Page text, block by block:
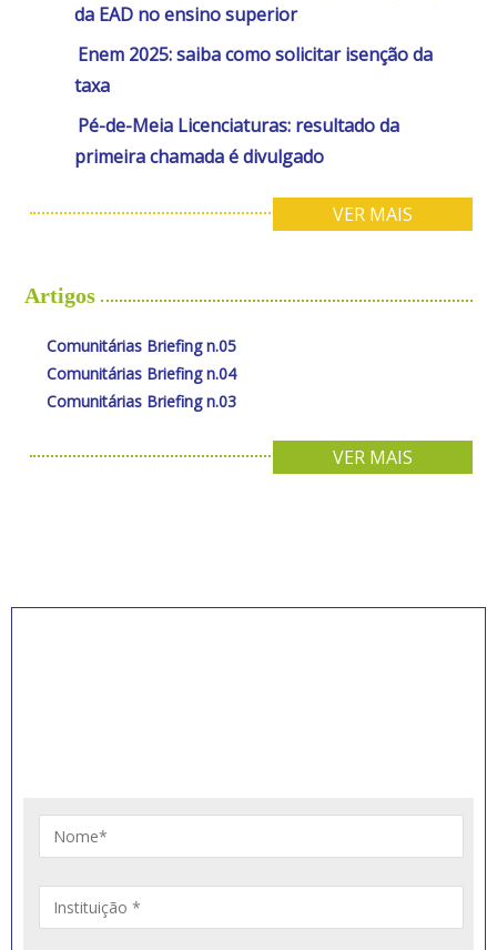
da EAD no ensino superior
Enem 2025: saiba como solicitar isenção da
taxa
Pé-de-Meia Licenciaturas: resultado da
primeira chamada é divulgado
VER MAIS
Artigos
Comunitárias Briefing n.05
Comunitárias Briefing n.04
Comunitárias Briefing n.03
VER MAIS